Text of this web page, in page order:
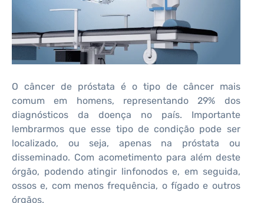
O câncer de próstata é o tipo de câncer mais
comum em homens, representando 29% dos
diagnósticos da doença no país. Importante
lembrarmos que esse tipo de condição pode ser
localizado, ou seja, apenas na próstata ou
disseminado. Com acometimento para além deste
órgão, podendo atingir linfonodos e, em seguida,
ossos e, com menos frequência, o fígado e outros
órgãos.